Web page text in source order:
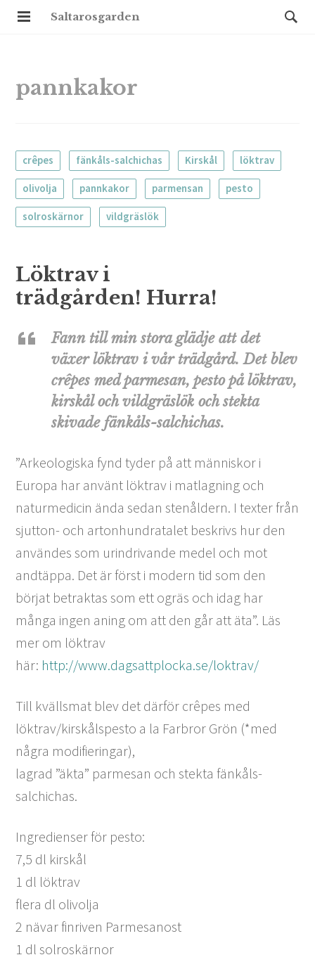
Saltarosgarden
pannkakor
crêpes fänkåls-salchichas Kirskål löktrav
olivolja pannkakor parmensan pesto
solroskärnor vildgräslök
Löktrav i
trädgården! Hurra!
Fann till min stora glädje att det
växer löktrav i vår trädgård. Det blev
crêpes med parmesan, pesto på löktrav,
kirskål och vildgräslök och stekta
skivade fänkåls-salchichas.
”Arkeologiska fynd tyder på att människor i
Europa har använt löktrav i matlagning och
naturmedicin ända sedan stenåldern. I texter från
sjutton- och artonhundratalet beskrivs hur den
användes som urindrivande medel och mot
andtäppa. Det är först i modern tid som den
börjat betraktas som ett ogräs och idag har
många ingen aning om att den går att äta”. Läs
mer om löktrav
här: http://www.dagsattplocka.se/loktrav/
Till kvällsmat blev det därför crêpes med
löktrav/kirskålspesto a la Farbror Grön (*med
några modifieringar),
lagrad ”äkta” parmesan och stekta fänkåls-
salchichas.
Ingredienser för pesto:
7,5 dl kirskål
1 dl löktrav
flera dl olivolja
2 nävar finriven Parmesanost
1 dl solroskärnor